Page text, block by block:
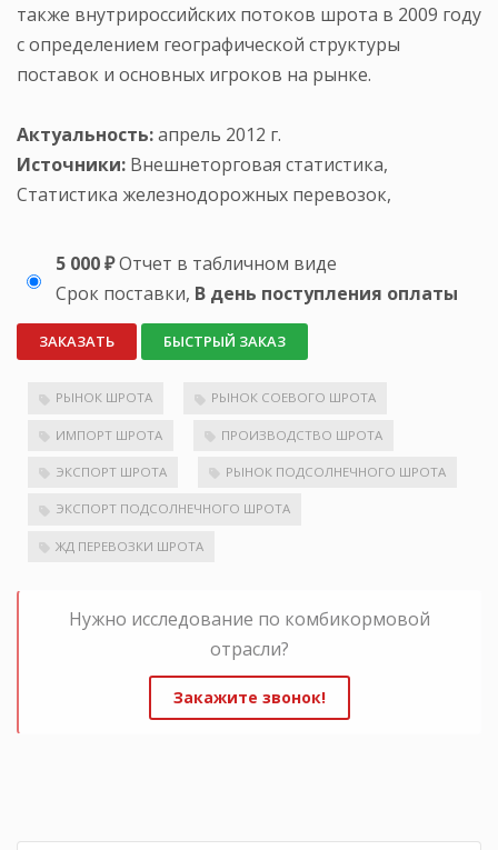
также внутрироссийских потоков шрота в 2009 году
с определением географической структуры
поставок и основных игроков на рынке.
Актуальность:апрель 2012 г.
Источники: Внешнеторговая статистика,
Статистика железнодорожных перевозок,
5 000 ₽Отчет в табличном виде
Срок поставки, В день поступления оплаты
ЗАКАЗАТЬ БЫСТРЫЙ ЗАКАЗ
РЫНОК ШРОТА РЫНОК СОЕВОГО ШРОТА
ИМПОРТ ШРОТА ПРОИЗВОДСТВО ШРОТА
ЭКСПОРТ ШРОТА РЫНОК ПОДСОЛНЕЧНОГО ШРОТА
ЭКСПОРТ ПОДСОЛНЕЧНОГО ШРОТА
ЖД ПЕРЕВОЗКИ ШРОТА
Нужно исследование по комбикормовой
отрасли?
Закажите звонок!